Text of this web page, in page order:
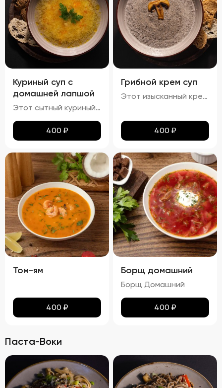
Куриный суп с
домашней лапшой
Этот сытный куриный суп сочетает в себе насыщенный вкус и разнообразные текстуры. Бульон густой и кремообразный, с мягкими кусочками куриного мяса и овощей, таких как морковь и лук, которые добавляют глубины вкуса. Макароны сохраняют мягкость и эластичность, придавая супу приятную кремовую текстуру. Петрушка добавляет свежие травяные ноты, подчеркивая богатство вкуса этого классического блюда.
400 ₽
Грибной крем суп
Этот изысканный крем-суп отличается гладкой, бархатистой текстурой, которая обволакивает ваши вкусовые рецепторы. Насыщенный аромат грибов сочетается с мягкими сливочными нотами, создавая гармоничное сочетание вкусов. Поверхность крема украшена капельками зелёного масла и мелко нарезанной зеленью, что добавляет блюду утончённости. Подается с хрустящими гренками, идеально дополняющими нежную текстуру супа.
400 ₽
Том-ям
400 ₽
Борщ домашний
Борщ Домашний
400 ₽
Паста-Воки